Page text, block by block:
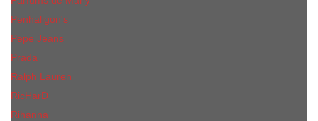
Penhaligon's
Pepe Jeans
Prada
Ralph Lauren
RicHarD
Rihanna